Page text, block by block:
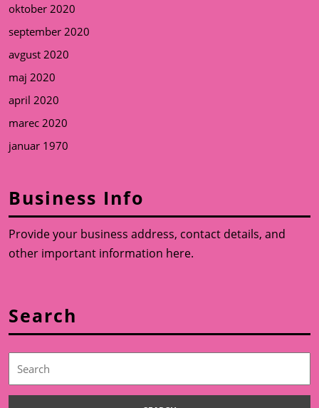
oktober 2020
september 2020
avgust 2020
maj 2020
april 2020
marec 2020
januar 1970
Business Info
Provide your business address, contact details, and
other important information here.
Search
Search
for: